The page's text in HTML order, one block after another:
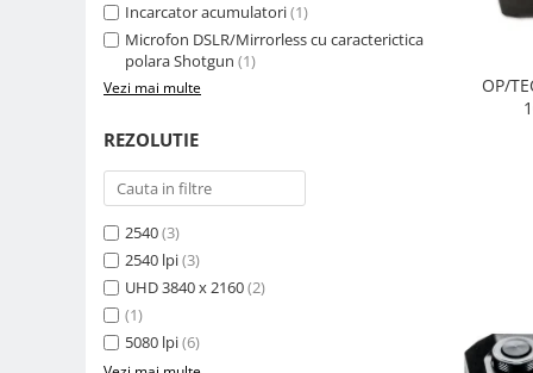
Telecomenzi
LCD protectie
Recordere audio digitale
Acumulatori si baterii
Acumulatori Foto
Acumulatori AA/AAA (R6/R3)) si
incarcatoare
Incarcatoare acumulatori Foto-
Huse protectie acumulatori foto
Tablete grafice
Incarcator acumulatori(1)
Microfon DSLR/Mirrorless cu caracterictica
polara Shotgun (1)
Vezi mai multe
REZOLUTIE
2540(3)
2540 lpi(3)
UHD 3840 x 2160(2)
(1)
5080 lpi(6)
OP/